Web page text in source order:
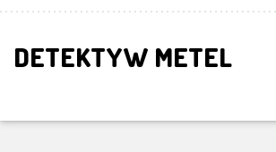
DETEKTYW METEL